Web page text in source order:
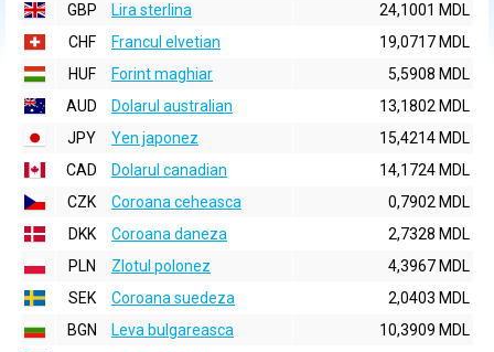
GBP
Lira sterlina
24,1001 MDL
CHF
Francul elvetian
19,0717 MDL
HUF
Forint maghiar
5,5908 MDL
AUD
Dolarul australian
13,1802 MDL
JPY
Yen japonez
15,4214 MDL
CAD
Dolarul canadian
14,1724 MDL
CZK
Coroana ceheasca
0,7902 MDL
DKK
Coroana daneza
2,7328 MDL
PLN
Zlotul polonez
4,3967 MDL
SEK
Coroana suedeza
2,0403 MDL
BGN
Leva bulgareasca
10,3909 MDL